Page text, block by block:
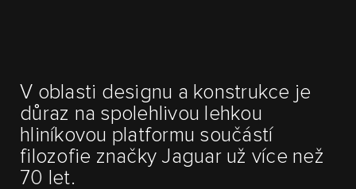
V oblasti designu a konstrukce je
důraz na spolehlivou lehkou
hliníkovou platformu součástí
filozofie značky Jaguar už více než
70 let.